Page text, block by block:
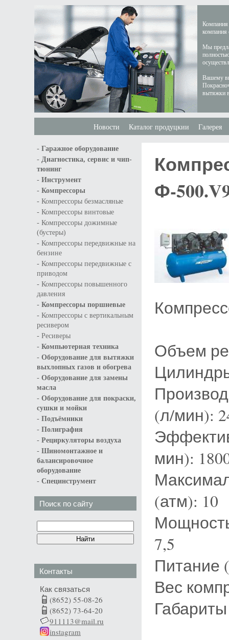
Компания
компания
Мы
Вашему
вытяжки
Новости Каталог продуцкии Галерея
- Гаражное оборудование
- Диагностика, сервис и чип-
тюнинг
- Инструмент
- Компрессоры
- Компрессоры безмасляные
- Компрессоры винтовые
- Компрессоры дожимные
(бустеры)
- Компрессоры передвижные на
бензине
- Компрессоры передвижные с
приводом
- Компрессоры повышенного
давления
- Компрессоры поршневые
- Компрессоры с вертикальным
ресивером
- Ресиверы
- Компьютерная техника
- Оборудование для вытяжки
выхлопных газов и обогрева
- Оборудование для замены
масла
- Оборудование для покраски,
сушки и мойки
- Подъёмники
- Полиграфия
- Рециркуляторы воздуха
- Шиномонтажное и
балансировочное
оборудование
- Специнструмент
Поиск по сайту
Контакты
Как связаться
(8652) 55-08-26
(8652) 73-64-20
911113@mail.ru
instagram
Ф-
Объем
(л/мин):
мин):
(атм): 10
7,5
Питание
Вес